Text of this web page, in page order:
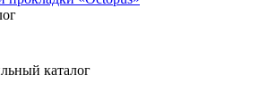
каталог